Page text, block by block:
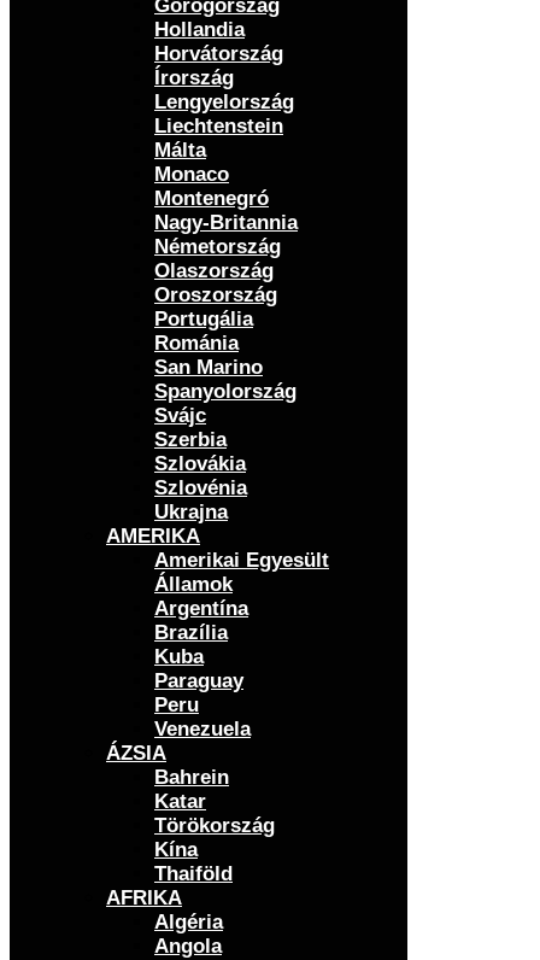
Görögország
Hollandia
Horvátország
Írország
Lengyelország
Liechtenstein
Málta
Monaco
Montenegró
Nagy-Britannia
Németország
Olaszország
Oroszország
Portugália
Románia
San Marino
Spanyolország
Svájc
Szerbia
Szlovákia
Szlovénia
Ukrajna
AMERIKA
Amerikai Egyesült
Államok
Argentína
Brazília
Kuba
Paraguay
Peru
Venezuela
ÁZSIA
Bahrein
Katar
Törökország
Kína
Thaiföld
AFRIKA
Algéria
Angola